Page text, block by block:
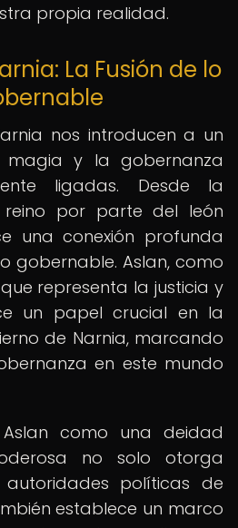
propia realidad.
La Fusión de lo
nos introducen a un
y la gobernanza
ligadas. Desde la
por parte del león
una conexión profunda
gobernable. Aslan, como
representa la justicia y
un papel crucial en la
de Narnia, marcando
en este mundo
como una deidad
no solo otorga
políticas de
establece un marco